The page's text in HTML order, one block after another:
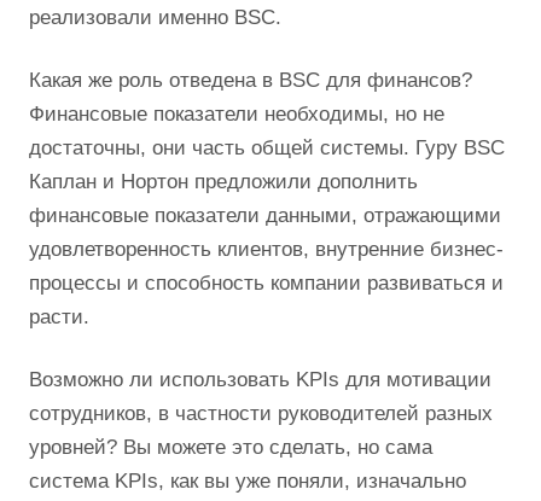
реализовали именно BSC.
Какая же роль отведена в BSC для финансов?
Финансовые показатели необходимы, но не
достаточны, они часть общей системы. Гуру BSC
Каплан и Нортон предложили дополнить
финансовые показатели данными, отражающими
удовлетворенность клиентов, внутренние бизнес-
процессы и способность компании развиваться и
расти.
Возможно ли использовать KPIs для мотивации
сотрудников, в частности руководителей разных
уровней? Вы можете это сделать, но сама
система KPIs, как вы уже поняли, изначально